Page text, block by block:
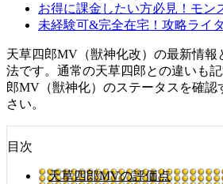
お得に課金したい方必見！モン
未経験可&完全在宅！攻略ライ
天草四郎MV（獣神化改）の最新情報
法です。通常の天草四郎との違いも
郎MV（獣神化）のステータスを確認
さい。
目次
天草四郎MVの評価点